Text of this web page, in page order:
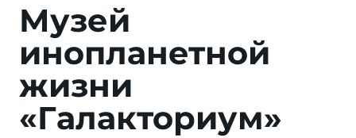
Музей
инопланетной
жизни
«Галакториум»